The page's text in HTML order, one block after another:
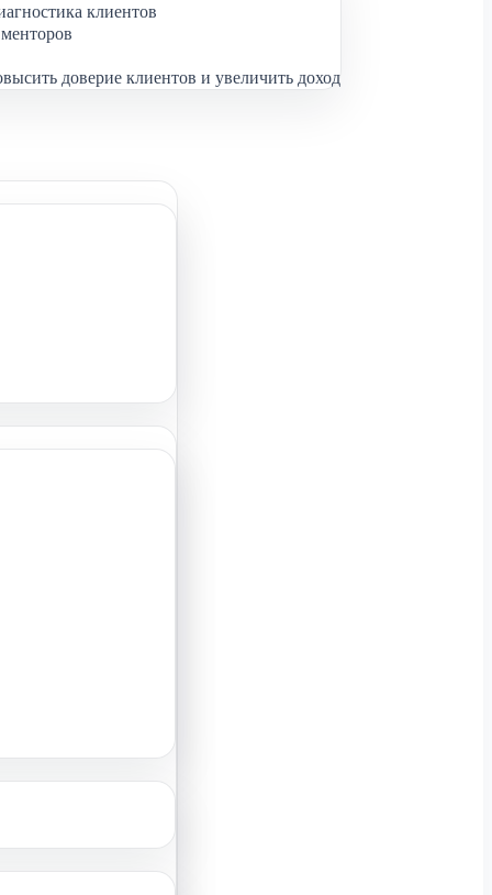
клиентов
доверие клиентов и увеличить доход